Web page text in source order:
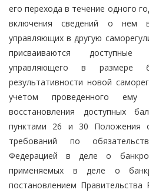
его перехода в течение одного
включения сведений о нем
управляющих в другую
присваиваются
управляющего в размере
результативности новой
учетом проведенного
восстановления доступных
пунктами 26 и 30 Положения
требований по
Федерацией в деле о
применяемых в деле о
постановлением Правительства